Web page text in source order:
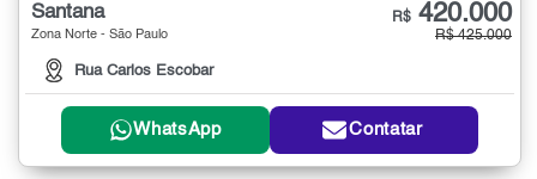
Santana
Zona Norte - São Paulo
Rua Carlos Escobar
R$ 420.000
R$ 425.000
WhatsApp Contatar